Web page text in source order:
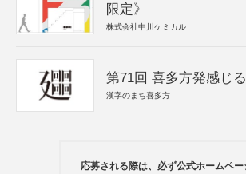
限定》
株式会社中川ケミカル
第71回 喜多方発感じ
漢字のまち喜多方
応募される際は、必ず公式ホームペー